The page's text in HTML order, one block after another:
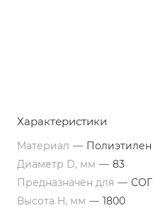
Характеристики
Материал — Полиэтилен
Диаметр D, мм — 83
Предназначен для — СОГ
Высота H, мм — 1800